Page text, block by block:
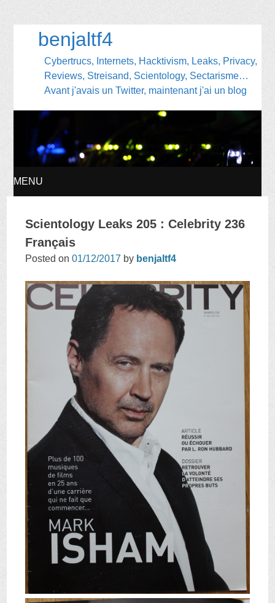
benjaltf4
Cybertrucs, Internets, Hacktivism, Leaks, Privacy,
Reviews, Streisand, Scientology, Sectarisme…
Avant j'avais un Twitter, maintenant j'ai un blog
MENU
TO
Scientology Leaks 205 : Celebrity 236
Français
Posted on01/12/2017 by benjaltf4